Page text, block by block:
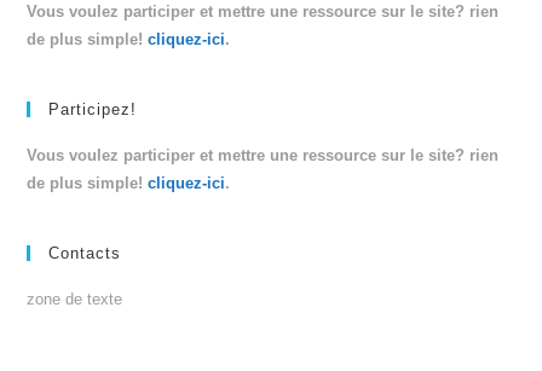
Vous voulez participer et mettre une ressource sur le site? rien
de plus simple!cliquez-ici.
Participez!
Vous voulez participer et mettre une ressource sur le site? rien
de plus simple!cliquez-ici.
Contacts
zone de texte